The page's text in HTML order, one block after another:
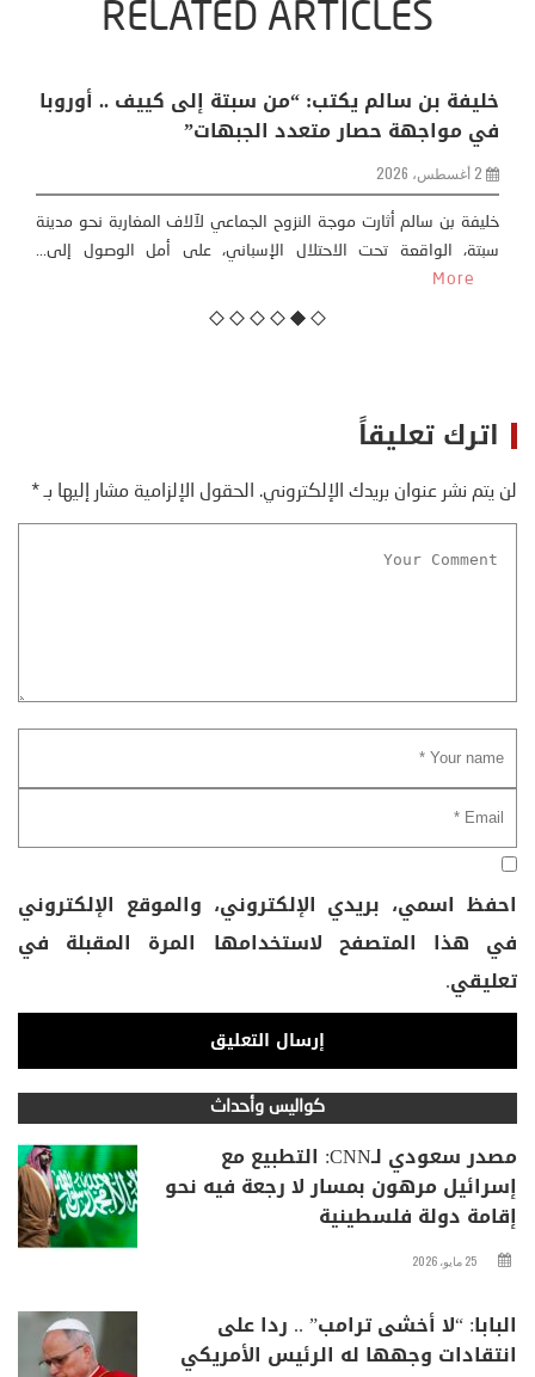
RELATED ARTICLES
منذر بالضيافي يكتب حول: التغيرات المناخية: اكثر
من ظاهرة طبيعية .. تحول اجتماعي وحضاري (
مقاربة سوسيولوجية )
23 يوليو، 2026
كتب: منذر بالضيافي بدأت قصتي مع التغييرات المناخية ” المتطرفة”،
منذ نهاية ثمانينات القرن الماضي، حين أطردنا ...
اترك تعليقاً
لن يتم نشر عنوان بريدك الإلكتروني. الحقول الإلزامية مشار إليها بـ*
احفظ اسمي، بريدي الإلكتروني، والموقع الإلكتروني
في هذا المتصفح لاستخدامها المرة المقبلة في
تعليقي.
كواليس وأحداث
مصدر سعودي لـCNN: التطبيع مع
إسرائيل مرهون بمسار لا رجعة فيه نحو
إقامة دولة فلسطينية
25 مايو، 2026
البابا: “لا أخشى ترامب” .. ردا على
انتقادات وجهها له الرئيس الأمريكي